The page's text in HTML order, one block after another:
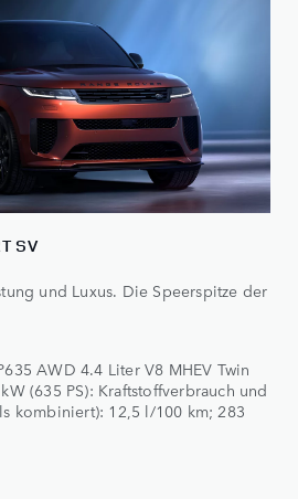
SV
und Luxus. Die Speerspitze der
AWD 4.4 Liter V8 MHEV Twin
(635 PS): Kraftstoffverbrauch und
kombiniert): 12,5 l/100 km; 283